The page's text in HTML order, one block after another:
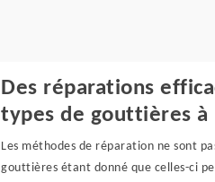
Des réparations
types de gouttières à
Les méthodes de réparation ne sont
gouttières étant donné que celles-ci